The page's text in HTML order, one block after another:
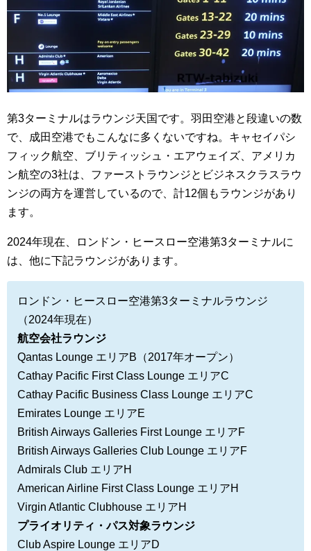
第3ターミナルはラウンジ天国です。羽田空港と段違いの数
で、成田空港でもこんなに多くないですね。キャセイパシ
フィック航空、ブリティッシュ・エアウェイズ、アメリカ
ン航空の3社は、ファーストラウンジとビジネスクラスラウ
ンジの両方を運営しているので、計12個もラウンジがあり
ます。
2024年現在、ロンドン・ヒースロー空港第3ターミナルに
は、他に下記ラウンジがあります。
ロンドン・ヒースロー空港第3ターミナルラウンジ
（2024年現在）
航空会社ラウンジ
Qantas Lounge エリアB（2017年オープン）
Cathay Pacific First Class Lounge エリアC
Cathay Pacific Business Class Lounge エリアC
Emirates Lounge エリアE
British Airways Galleries First Lounge エリアF
British Airways Galleries Club Lounge エリアF
Admirals Club エリアH
American Airline First Class Lounge エリアH
Virgin Atlantic Clubhouse エリアH
プライオリティ・パス対象ラウンジ
Club Aspire Lounge エリアD